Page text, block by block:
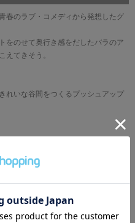
春のラブ・コメディから発想したグ
をのせて奥行き感をだしたバラのア
えてきそう。
れいな谷間をつくるプッシュアップ
を使用